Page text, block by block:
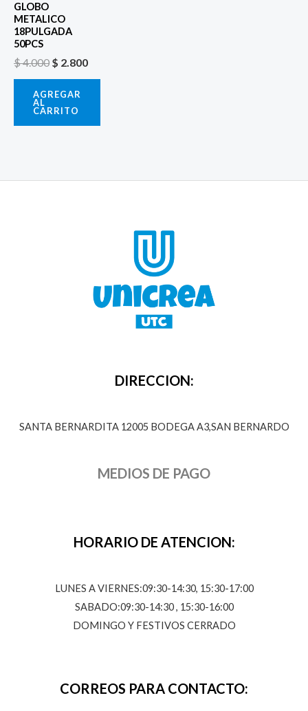
GLOBO
METALICO
18PULGADA
50PCS
$4.000 $ 2.800
AGREGAR
AL
CARRITO
DIRECCION:
SANTA BERNARDITA 12005 BODEGA A3,SAN BERNARDO
MEDIOS DE PAGO
HORARIO DE ATENCION:
LUNES A VIERNES:09:30-14:30, 15:30-17:00
SABADO:09:30-14:30 , 15:30-16:00
DOMINGO Y FESTIVOS CERRADO
CORREOS PARA CONTACTO: